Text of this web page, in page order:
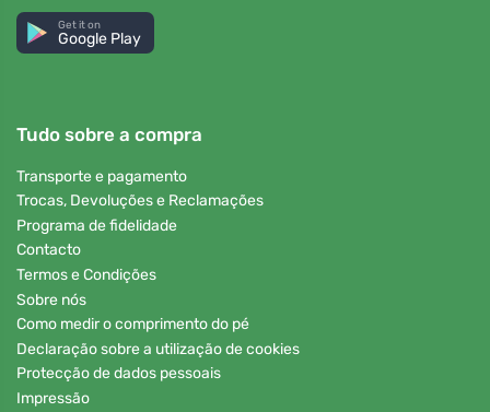
Get it on
Google Play
Tudo sobre a compra
Transporte e pagamento
Trocas, Devoluções e Reclamações
Programa de fidelidade
Contacto
Termos e Condições
Sobre nós
Como medir o comprimento do pé
Declaração sobre a utilização de cookies
Protecção de dados pessoais
Impressão